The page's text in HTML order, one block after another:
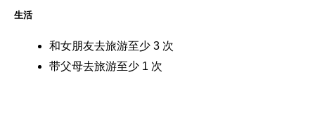
生活
和女朋友去旅游至少 3 次
带父母去旅游至少 1 次